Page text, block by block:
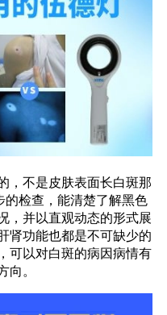
不是皮肤表面长白斑那
的检查，能清楚了解黑色
，并以直观动态的形式展
肾功能也都是不可缺少的
可以对白斑的病因病情有
向。